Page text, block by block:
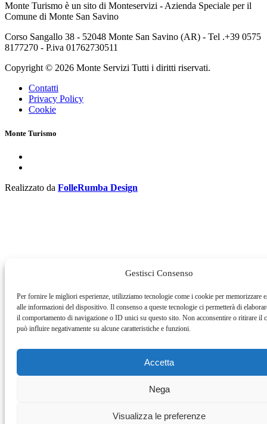
Gestisci Consenso
Per fornire le migliori esperienze, utilizziamo tecnologie come i cookie per memorizzare
alle informazioni del dispositivo. Il consenso a queste tecnologie ci permetterà di
il comportamento di navigazione o ID unici su questo sito. Non acconsentire o ritirare il
può influire negativamente su alcune caratteristiche e funzioni.
Accetta
Nega
Visualizza le preferenze
Monte Turismo è un sito di Monteservizi - Azienda Speciale per il
Comune di Monte San Savino
Corso Sangallo 38 - 52048 Monte San Savino (AR) - Tel .+39 0575
8177270 - P.iva 01762730511
Copyright © 2026 Monte Servizi Tutti i diritti riservati.
Contatti
Privacy Policy
Cookie
Monte Turismo
Realizzato da FolleRumba Design